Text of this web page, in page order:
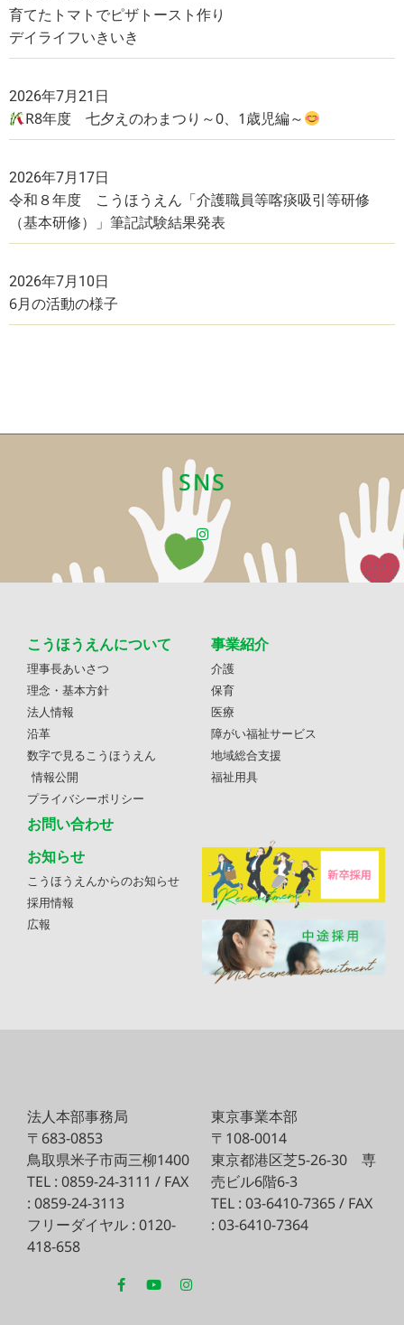
育てたトマトでピザトースト作り
デイライフいきいき
2026年7月21日
R8年度 七夕えのわまつり～0、1歳児編～
2026年7月17日
令和８年度 こうほうえん「介護職員等喀痰吸引等研修
（基本研修）」筆記試験結果発表
2026年7月10日
6月の活動の様子
SNS
こうほうえんについて
理事長あいさつ
理念・基本方針
法人情報
沿革
数字で見るこうほうえん
情報公開
プライバシーポリシー
お問い合わせ
事業紹介
介護
保育
医療
障がい福祉サービス
地域総合支援
福祉用具
お知らせ
こうほうえんからのお知らせ
採用情報
広報
法人本部事務局
〒683-0853
鳥取県米子市両三柳1400
TEL : 0859-24-3111 / FAX
: 0859-24-3113
フリーダイヤル : 0120-
418-658
東京事業本部
〒108-0014
東京都港区芝5-26-30 専
売ビル6階6-3
TEL : 03-6410-7365 / FAX
: 03-6410-7364